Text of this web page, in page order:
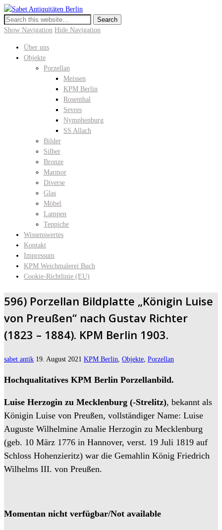
Meissen, KPM Porzellan, Perser- und Chinateppiche I Hochwertige
Antiquitäten in der Keitstrasse 10
Show Navigation Hide Navigation
Über uns
Objekte
Porzellan
Meissen
KPM Berlin
Rosenthal
Sevres
Nymphenburg
SS Allach
Bilder
Silber
Bronze
Marmor
Diverse
Glas
Möbel
Lampen
Teppiche
Wissenswertes
Kontakt
Impressum
KPM Weichmalerei Buch
Cookie-Richtlinie (EU)
596) Porzellan Bildplatte „Königin Luise
von Preußen“ nach Gustav Richter
(1823 – 1884). KPM Berlin 1903.
sabet antik 19. August 2021 KPM Berlin, Objekte, Porzellan
Hochqualitatives KPM Berlin Porzellanbild.
Luise Herzogin zu Mecklenburg (-Strelitz), bekannt als
Königin Luise von Preußen, vollständiger Name: Luise
Auguste Wilhelmine Amalie Herzogin zu Mecklenburg
(geb. 10 März 1776 in Hannover, verst. 19 Juli 1819 auf
Schloss Hohenzieritz) war die Gemahlin König Friedrich
Wilhelms III. von Preußen.
Momentan nicht verfügbar/Not available